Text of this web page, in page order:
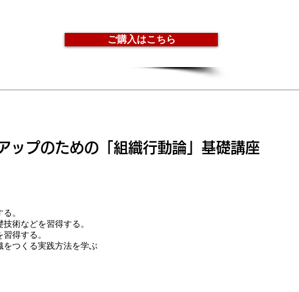
ご購入はこちら
ップのための「組織行動論」基礎講座
。
術などを習得する。
得する。
をつくる実践方法を学ぶ